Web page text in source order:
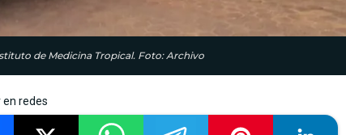
de Medicina Tropical. Foto: Archivo
redes